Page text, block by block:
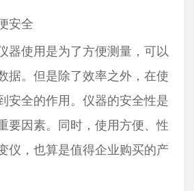
安全
使用是为了方便测量，可以
据。但是除了效率之外，在使
安全的作用。仪器的安全性是
要因素。同时，使用方便、性
仪，也算是值得企业购买的产